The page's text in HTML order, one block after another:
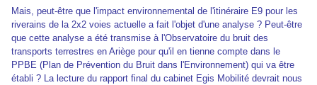
Mais, peut-être que l'impact environnemental de l'itinéraire E9 pour les
riverains de la 2x2 voies actuelle a fait l'objet d'une analyse ? Peut-être
que cette analyse a été transmise à l'Observatoire du bruit des
transports terrestres en Ariège pour qu'il en tienne compte dans le
PPBE (Plan de Prévention du Bruit dans l'Environnement) qui va être
établi ? La lecture du rapport final du cabinet Egis Mobilité devrait nous